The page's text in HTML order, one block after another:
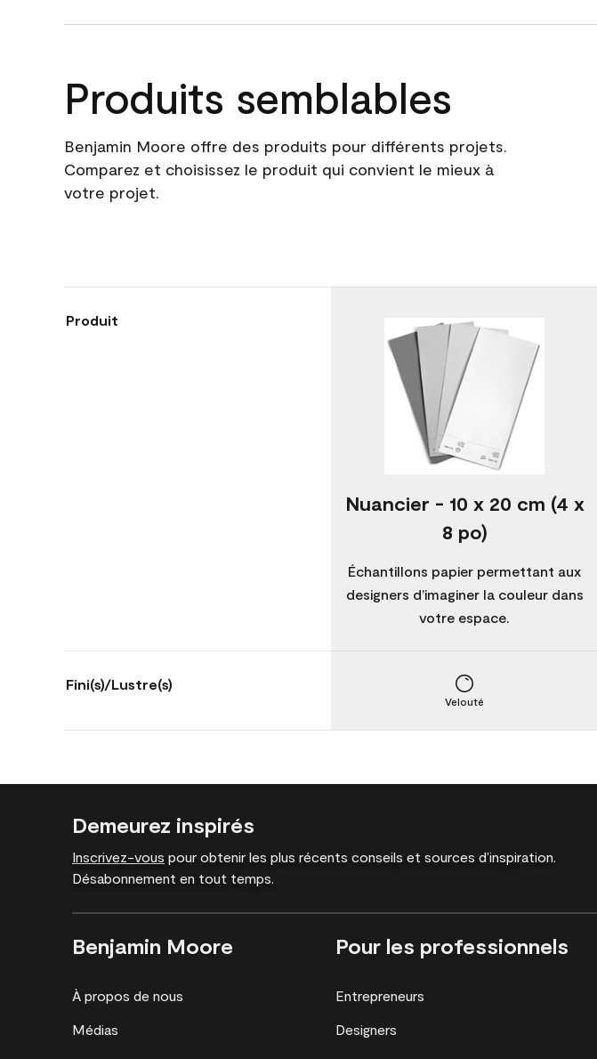
Produits semblables
Benjamin Moore offre des produits pour différents projets.
Comparez et choisissez le produit qui convient le mieux à
votre projet.
Produit
Nuancier - 10 x 20 cm (4 x
8 po)
Échantillons papier permettant aux
designers d’imaginer la couleur dans
votre espace.
Fini(s)/Lustre(s)
Velouté
Demeurez inspirés
Inscrivez-vous pour obtenir les plus récents conseils et sources d’inspiration.
Désabonnement en tout temps.
Benjamin Moore
À propos de nous
Médias
Pour les professionnels
Entrepreneurs
Designers